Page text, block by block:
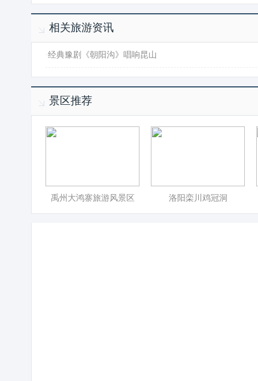
相关旅游资讯
·经典豫剧《朝阳沟》唱响昆山
景区推荐
禹州大鸿寨旅游风景区 洛阳栾川鸡冠洞